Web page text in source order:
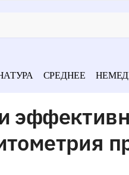
СРЕДНЕЕ